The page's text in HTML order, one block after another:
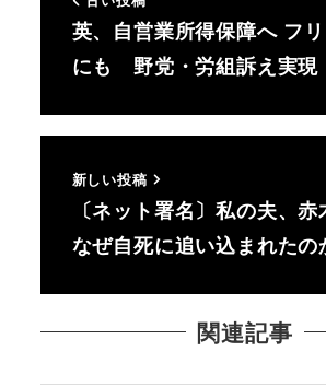
英、自営業所得保障へ フ
にも 野党・労組訴え実
新しい投稿
〔ネット署名〕私の夫、
なぜ自死に追い込まれた
関連記事